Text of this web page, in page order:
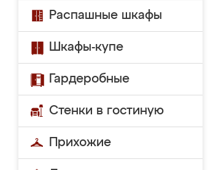
Распашные шкафы
Шкафы-купе
Гардеробные
Стенки в гостиную
Прихожие